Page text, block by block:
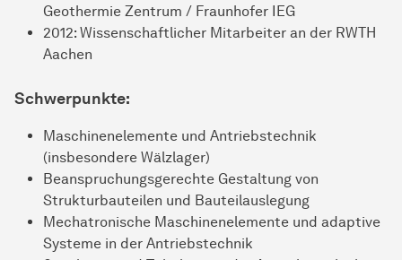
Geothermie Zentrum / Fraunhofer IEG
2012: Wissenschaftlicher Mitarbeiter an der RWTH
Aachen
Schwerpunkte:
Maschinenelemente und Antriebstechnik
(insbesondere Wälzlager)
Beanspruchungsgerechte Gestaltung von
Strukturbauteilen und Bauteilauslegung
Mechatronische Maschinenelemente und adaptive
Systeme in der Antriebstechnik